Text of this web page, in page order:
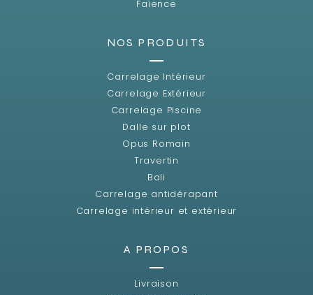
Faïence
NOS PRODUITS
Carrelage Intérieur
Carrelage Extérieur
Carrelage Piscine
Dalle sur plot
Opus Romain
Travertin
Bali
Carrelage antidérapant
Carrelage intérieur et extérieur
A PROPOS
Livraison